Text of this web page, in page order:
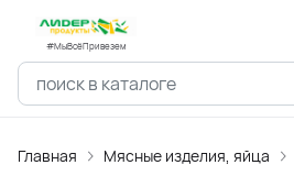
#МыВсёПривезем
Главная Мясные изделия, яйца